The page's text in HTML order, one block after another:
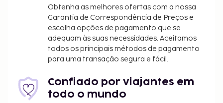
seu dispor, incluindo uma piscina exterior. O espaço
oferece ainda Wi-fi grátis.
O alojamento irá solicitar-lhe o pagamento dos
seguintes custos. Podem incluir os impostos
aplicáveis:
municipal. O imposto tem variações sazonais e
poderá não ser aplicado durante todo o ano.
Obtenha as melhores ofertas com a nossa
Garantia de Correspondência de Preços e
escolha opções de pagamento que se
adequam às suas necessidades. Aceitamos
todos os principais métodos de pagamento
para uma transação segura e fácil.
Confiado por viajantes em
todo o mundo